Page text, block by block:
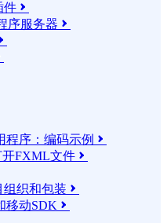
件 
序服务器 
程序：编码示例 
开FXML文件 
织和包装 
移动SDK 